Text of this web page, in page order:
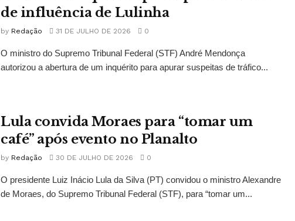
de influência de Lulinha
by Redação 31 DE JULHO DE 2026 0
O ministro do Supremo Tribunal Federal (STF) André Mendonça
autorizou a abertura de um inquérito para apurar suspeitas de tráfico...
Lula convida Moraes para “tomar um
café” após evento no Planalto
by Redação 30 DE JULHO DE 2026 0
O presidente Luiz Inácio Lula da Silva (PT) convidou o ministro Alexandre
de Moraes, do Supremo Tribunal Federal (STF), para “tomar um...